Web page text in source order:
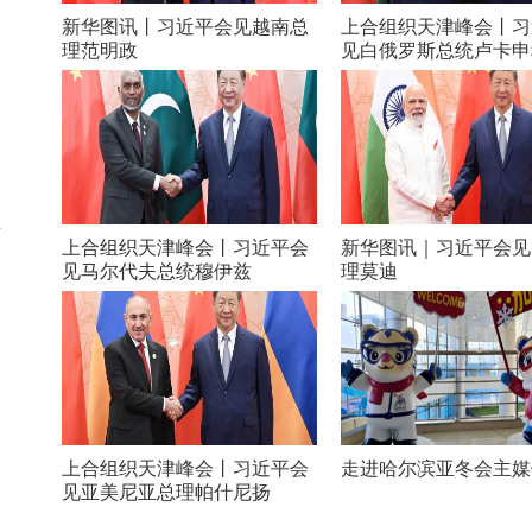
新华图讯丨习近平会见越南总
理范明政
上合组织天津峰会丨
见白俄罗斯总统卢卡
上合组织天津峰会丨习近平会
见马尔代夫总统穆伊兹
新华图讯｜习近平会
理莫迪
上合组织天津峰会丨习近平会
见亚美尼亚总理帕什尼扬
走进哈尔滨亚冬会主